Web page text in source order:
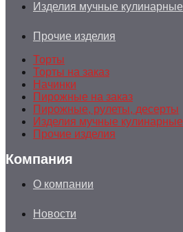
Изделия мучные кулинарные
Прочие изделия
Торты
Торты на заказ
Начинки
Пирожные на заказ
Пирожные, рулеты, десерты
Изделия мучные кулинарные
Прочие изделия
Компания
О компании
Новости